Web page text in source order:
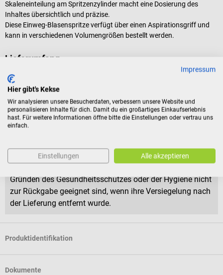
Skaleneinteilung am Spritzenzylinder macht eine Dosierung des
Inhaltes übersichtlich und präzise.
Diese Einweg-Blasenspritze verfügt über einen Aspirationsgriff und
kann in verschiedenen Volumengrößen bestellt werden.
Lieferumfang
1 Packung B. Braun Wund- und Blasenspritzen in der gewählten
Rückgabebedingungen
Für Verbraucher besteht das Widerrufsrecht nicht bei
Gründen des Gesundheitsschutzes oder der Hygiene nicht
zur Rückgabe geeignet sind, wenn ihre Versiegelung nach
der Lieferung entfernt wurde.
Produktidentifikation
Dokumente
Impressum
Hier gibt's Kekse
Wir analysieren unsere Besucherdaten, verbessern unsere Website und
personalisieren Inhalte für dich. Damit du ein großartiges Einkaufserlebnis
hast. Für weitere Informationen öffne bitte die Einstellungen oder vertrau uns
einfach.
Einstellungen Alle akzeptieren